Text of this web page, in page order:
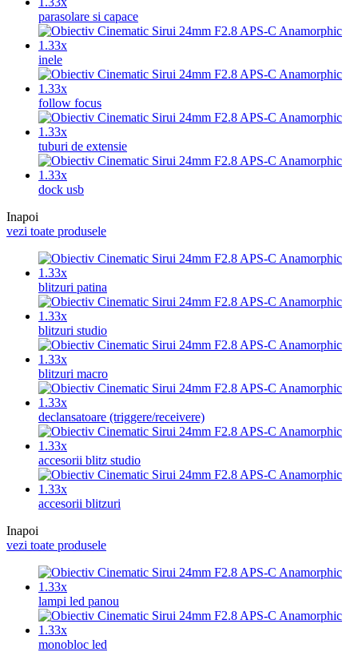
parasolare si capace
inele
follow focus
tuburi de extensie
dock usb
Inapoi
vezi toate produsele
blitzuri patina
blitzuri studio
blitzuri macro
declansatoare (triggere/receivere)
accesorii blitz studio
accesorii blitzuri
Inapoi
vezi toate produsele
lampi led panou
monobloc led